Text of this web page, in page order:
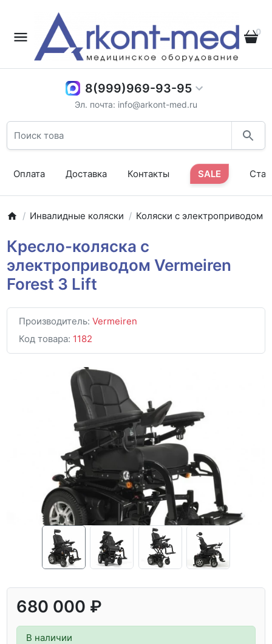
0
8(999)969-93-95
Эл. почта: info@arkont-med.ru
Оплата Доставка Контакты SALE
Инвалидные коляски Коляски с электроприводом
Кресло-коляска с
электроприводом Vermeiren
Forest 3 Lift
Производитель: Vermeiren
Код товара: 1182
680 000 ₽
В наличии